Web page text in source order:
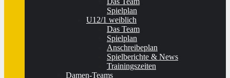
Spielplan
U12/1 weiblich
Das Team
Spielplan
Anschreibeplan
Spielberichte & News
Trainingszeiten
Damen-Teams